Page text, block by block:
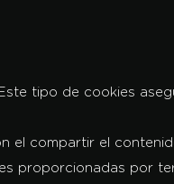
tipo de cookies
el compartir el
proporcionadas por